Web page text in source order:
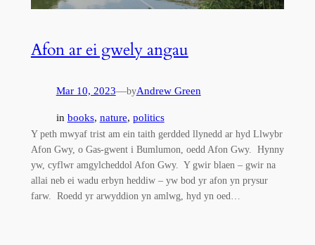
Afon ar ei gwely angau
Mar 10, 2023—byAndrew Green
in books, nature, politics
Y peth mwyaf trist am ein taith gerdded llynedd ar hyd Llwybr
Afon Gwy, o Gas-gwent i Bumlumon, oedd Afon Gwy. Hynny
yw, cyflwr amgylcheddol Afon Gwy. Y gwir blaen – gwir na
allai neb ei wadu erbyn heddiw – yw bod yr afon yn prysur
farw. Roedd yr arwyddion yn amlwg, hyd yn oed…